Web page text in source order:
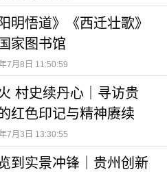
明悟道》《西迁壮歌》
家图书馆
7月8日 11:50:59
村史续丹心｜寻访贵
红色印记与精神赓续
7月3日 13:30:55
到实景冲锋｜贵州创新